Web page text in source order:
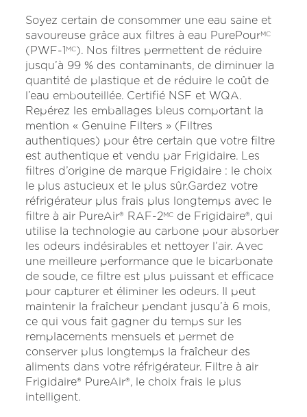
Soyez certain de consommer une eau saine et
savoureuse grâce aux filtres à eau PurePourMC
(PWF-1 MC). Nos filtres permettent de réduire
jusqu’à 99 % des contaminants, de diminuer la
quantité de plastique et de réduire le coût de
l’eau embouteillée. Certifié NSF et WQA.
Repérez les emballages bleus comportant la
mention « Genuine Filters » (Filtres
authentiques) pour être certain que votre filtre
est authentique et vendu par Frigidaire. Les
filtres d’origine de marque Frigidaire : le choix
le plus astucieux et le plus sûr.Gardez votre
réfrigérateur plus frais plus longtemps avec le
filtre à air PureAir® RAF-2MC de Frigidaire®, qui
utilise la technologie au carbone pour absorber
les odeurs indésirables et nettoyer l’air. Avec
une meilleure performance que le bicarbonate
de soude, ce filtre est plus puissant et efficace
pour capturer et éliminer les odeurs. Il peut
maintenir la fraîcheur pendant jusqu’à 6 mois,
ce qui vous fait gagner du temps sur les
remplacements mensuels et permet de
conserver plus longtemps la fraîcheur des
aliments dans votre réfrigérateur. Filtre à air
Frigidaire® PureAir®, le choix frais le plus
intelligent.